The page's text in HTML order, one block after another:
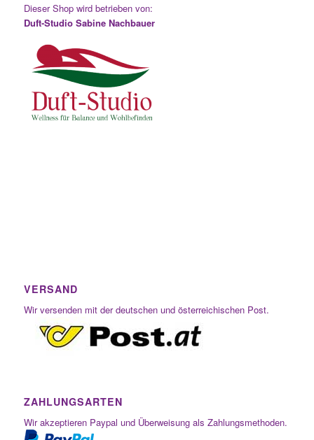
Dieser Shop wird betrieben von:
Duft-Studio Sabine Nachbauer
VERSAND
Wir versenden mit der deutschen und österreichischen Post.
ZAHLUNGSARTEN
Wir akzeptieren Paypal und Überweisung als Zahlungsmethoden.